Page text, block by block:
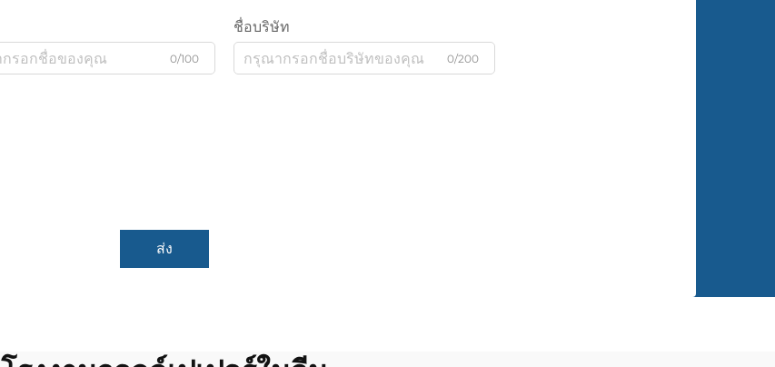
0/100
ชื่อบริษัท
0/200
ส่ง